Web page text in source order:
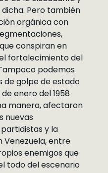
Pero también
orgánica con
conspiran en
fortalecimiento del
podemos
de golpe de estado
enero del 1958
manera, afectaron
nuevas
y la
Venezuela, entre
enemigos que
todo del escenario